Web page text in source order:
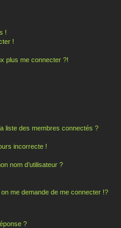
!
!
plus me connecter ?!
liste des membres connectés ?
incorrecte !
nom d’utilisateur ?
me demande de me connecter !?
?